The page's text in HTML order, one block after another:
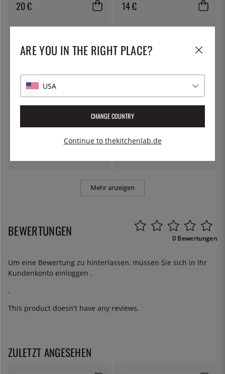
20 € 14 €
ÖSTLIN
Mehr anzeigen
BEWERTUNGEN 0 Bewertungen
Um eine Bewertung zu hinterlassen, müssen Sie sich in Ihr
Kundenkonto einloggen .
.
This product doesn't have any reviews.
ZULETZT ANGESEHEN
ARE YOU IN THE RIGHT PLACE?
USA
CHANGE COUNTRY
Continue to thekitchenlab.de